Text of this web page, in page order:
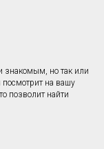
знакомым, но так или
посмотрит на вашу
позволит найти